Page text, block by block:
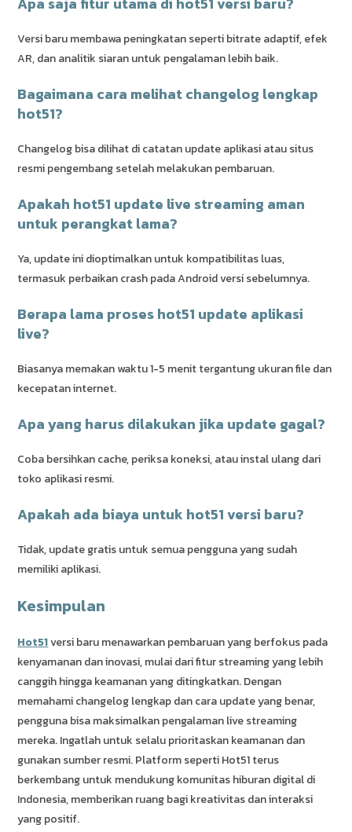
Versi baru membawa peningkatan seperti bitrate adaptif, efek
AR, dan analitik siaran untuk pengalaman lebih baik.
Bagaimana cara melihat changelog lengkap
hot51?
Changelog bisa dilihat di catatan update aplikasi atau situs
resmi pengembang setelah melakukan pembaruan.
Apakah hot51 update live streaming aman
untuk perangkat lama?
Ya, update ini dioptimalkan untuk kompatibilitas luas,
termasuk perbaikan crash pada Android versi sebelumnya.
Berapa lama proses hot51 update aplikasi
live?
Biasanya memakan waktu 1-5 menit tergantung ukuran file dan
kecepatan internet.
Apa yang harus dilakukan jika update gagal?
Coba bersihkan cache, periksa koneksi, atau instal ulang dari
toko aplikasi resmi.
Apakah ada biaya untuk hot51 versi baru?
Tidak, update gratis untuk semua pengguna yang sudah
memiliki aplikasi.
Kesimpulan
Hot51versi baru menawarkan pembaruan yang berfokus pada
kenyamanan dan inovasi, mulai dari fitur streaming yang lebih
canggih hingga keamanan yang ditingkatkan. Dengan
memahami changelog lengkap dan cara update yang benar,
pengguna bisa maksimalkan pengalaman live streaming
mereka. Ingatlah untuk selalu prioritaskan keamanan dan
gunakan sumber resmi. Platform seperti Hot51 terus
berkembang untuk mendukung komunitas hiburan digital di
Indonesia, memberikan ruang bagi kreativitas dan interaksi
yang positif.